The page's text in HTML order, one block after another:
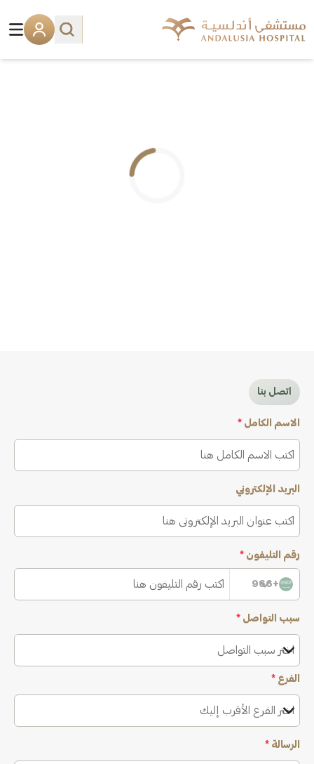
اتصل بنا
الاسم الكامل *
البريد الإلكتروني
رقم التليفون *
+966
سبب التواصل *
اختر سبب التواصل
الفرع *
اختر الفرع الأقرب إليك
الرسالة *